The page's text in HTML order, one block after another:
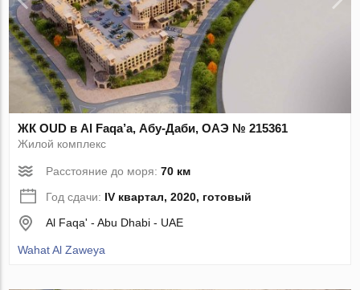
ЖК OUD в Al Faqa’a, Абу-Даби, ОАЭ № 215361
Жилой комплекс
Расстояние до моря:70 км
Год сдачи: IV квартал, 2020, готовый
Al Faqa' - Abu Dhabi - UAE
Wahat Al Zaweya